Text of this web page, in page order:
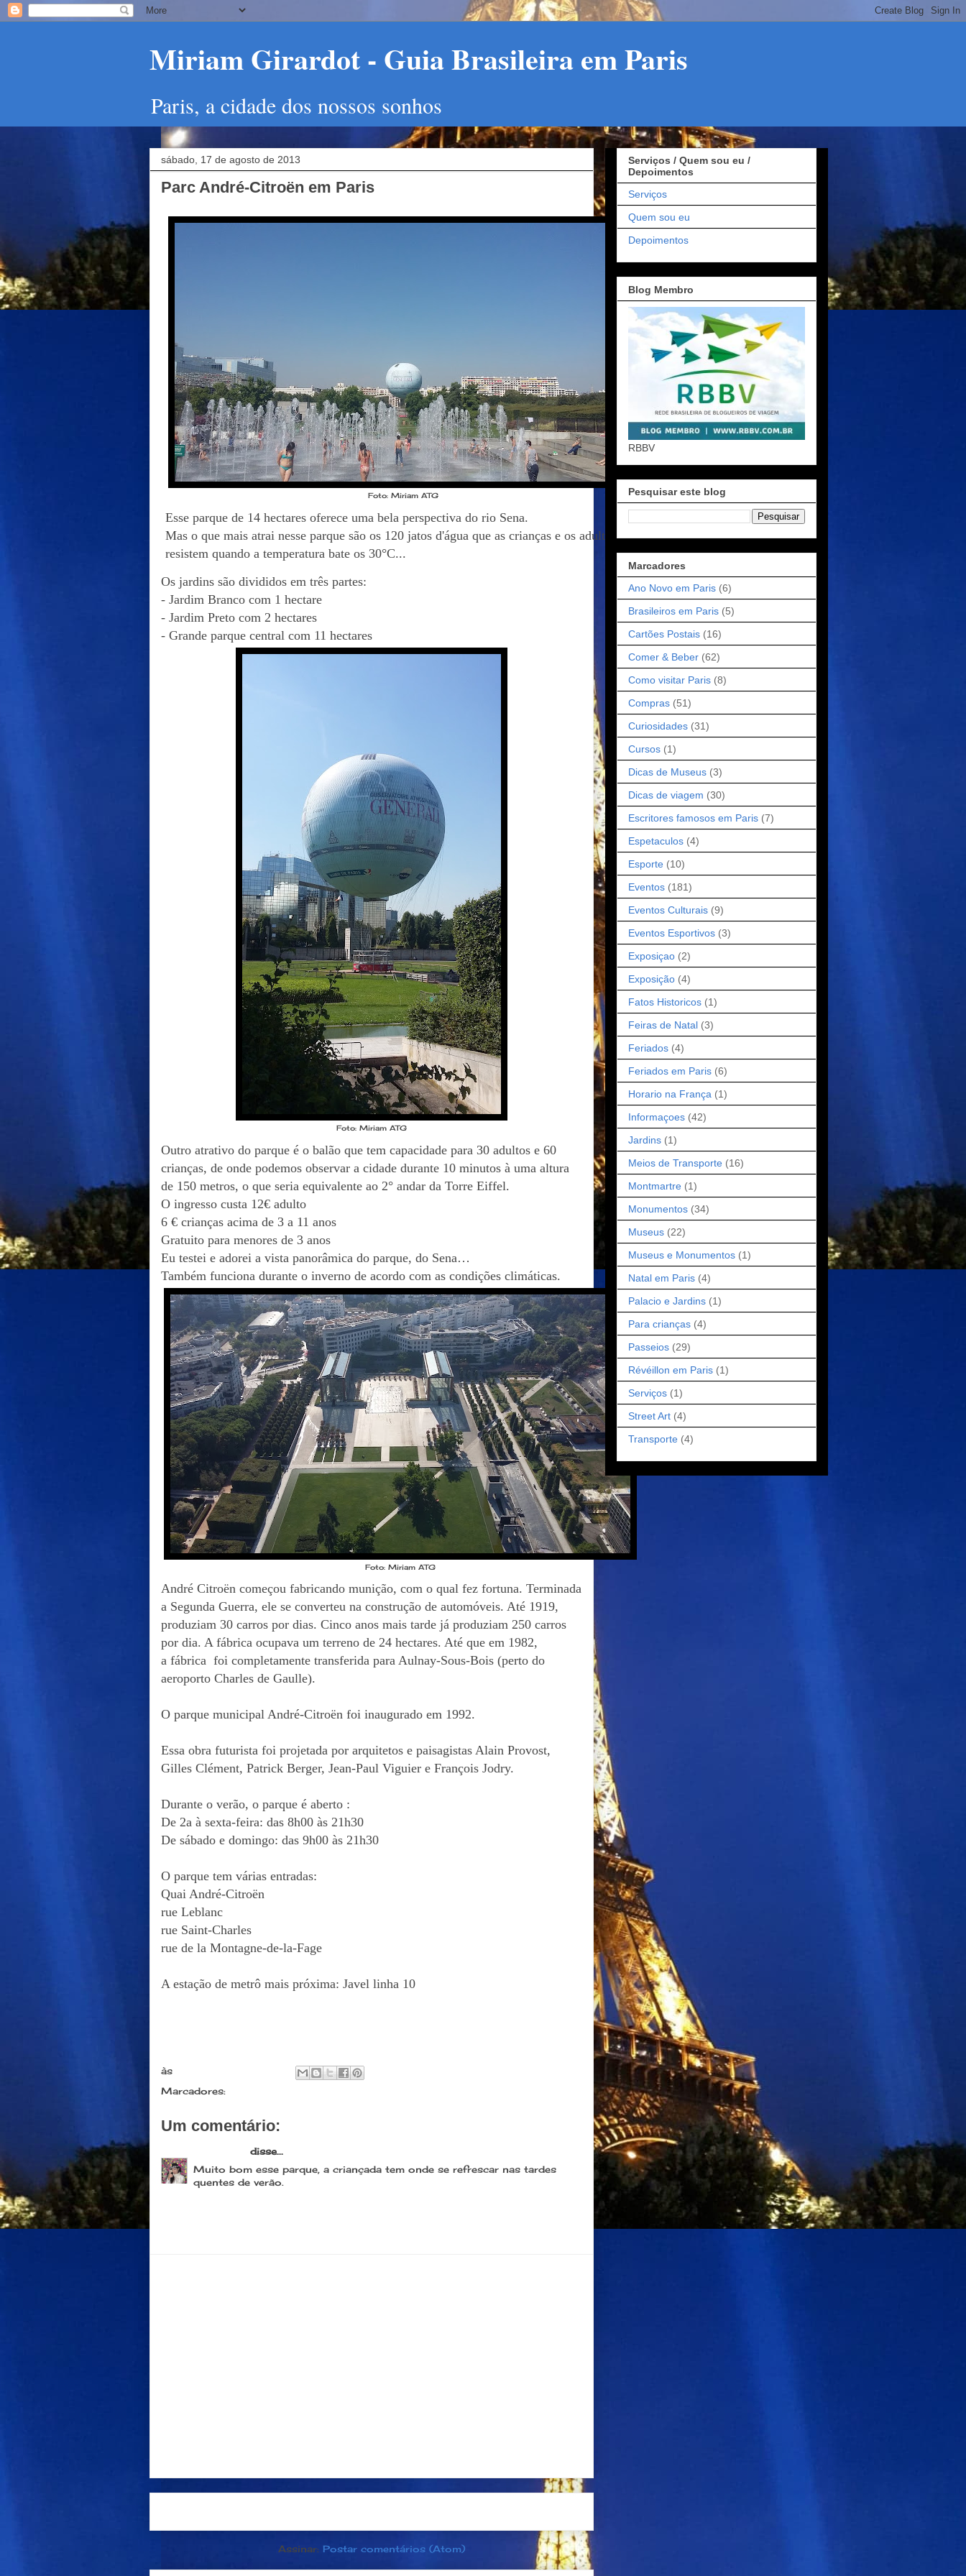
Miriam Girardot - Guia Brasileira em Paris
Paris, a cidade dos nossos sonhos
sábado, 17 de agosto de 2013
Parc André-Citroën em Paris
Foto: Miriam ATG
Esse parque de 14 hectares oferece uma bela perspectiva do rio Sena.
Mas o que mais atrai nesse parque são os 120 jatos d'água que as crianças e os adultos não
resistem quando a temperatura bate os 30°C...
Os jardins são divididos em três partes:
- Jardim Branco com 1 hectare
- Jardim Preto com 2 hectares
- Grande parque central com 11 hectares
Foto: Miriam ATG
Outro atrativo do parque é o balão que tem capacidade para 30 adultos e 60
crianças, de onde podemos observar a cidade durante 10 minutos à uma altura
de 150 metros, o que seria equivalente ao 2° andar da Torre Eiffel.
O ingresso custa 12€ adulto
6 € crianças acima de 3 a 11 anos
Gratuito para menores de 3 anos
Eu testei e adorei a vista panorâmica do parque, do Sena…
Também funciona durante o inverno de acordo com as condições climáticas.
Foto: Miriam ATG
André Citroën começou fabricando munição, com o qual fez fortuna. Terminada
a Segunda Guerra, ele se converteu na construção de automóveis. Até 1919,
produziam 30 carros por dias. Cinco anos mais tarde já produziam 250 carros
por dia. A fábrica ocupava um terreno de 24 hectares. Até que em 1982,
a fábrica foi completamente transferida para Aulnay-Sous-Bois (perto do
aeroporto Charles de Gaulle).
O parque municipal André-Citroën foi inaugurado em 1992.
Essa obra futurista foi projetada por arquitetos e paisagistas Alain Provost,
Gilles Clément, Patrick Berger, Jean-Paul Viguier e François Jodry.
Durante o verão, o parque é aberto :
De 2a à sexta-feira: das 8h00 às 21h30
De sábado e domingo: das 9h00 às 21h30
O parque tem várias entradas:
Quai André-Citroën
rue Leblanc
rue Saint-Charles
rue de la Montagne-de-la-Fage
A estação de metrô mais próxima: Javel linha 10
às
Marcadores:
Um comentário:
disse...
Muito bom esse parque, a criançada tem onde se refrescar nas tardes
quentes de verão.
Assinar: Postar comentários (Atom)
Serviços / Quem sou eu /
Depoimentos
Serviços
Quem sou eu
Depoimentos
Blog Membro
RBBV
Pesquisar este blog
Marcadores
Ano Novo em Paris (6)
Brasileiros em Paris (5)
Cartões Postais (16)
Comer & Beber (62)
Como visitar Paris (8)
Compras (51)
Curiosidades (31)
Cursos (1)
Dicas de Museus (3)
Dicas de viagem (30)
Escritores famosos em Paris (7)
Espetaculos (4)
Esporte (10)
Eventos (181)
Eventos Culturais (9)
Eventos Esportivos (3)
Exposiçao (2)
Exposição (4)
Fatos Historicos (1)
Feiras de Natal (3)
Feriados (4)
Feriados em Paris (6)
Horario na França (1)
Informaçoes (42)
Jardins (1)
Meios de Transporte (16)
Montmartre (1)
Monumentos (34)
Museus (22)
Museus e Monumentos (1)
Natal em Paris (4)
Palacio e Jardins (1)
Para crianças (4)
Passeios (29)
Révéillon em Paris (1)
Serviços (1)
Street Art (4)
Transporte (4)